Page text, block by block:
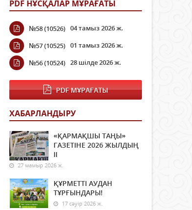
PDF НҰСҚАЛАР МҰРАҒАТЫ
№58 (10526) 04 тамыз 2026 ж.
№57 (10525) 01 тамыз 2026 ж.
№56 (10524) 28 шілде 2026 ж.
PDF МҰРАҒАТЫ
ХАБАРЛАНДЫРУ
«ҚАРМАҚШЫ ТАҢЫ»
ГАЗЕТІНЕ 2026 ЖЫЛДЫҢ
ІI
27 мамыр 2026 ж.
ҚҰРМЕТТІ АУДАН
ТҰРҒЫНДАРЫ!
17 сәуір 2026 ж.